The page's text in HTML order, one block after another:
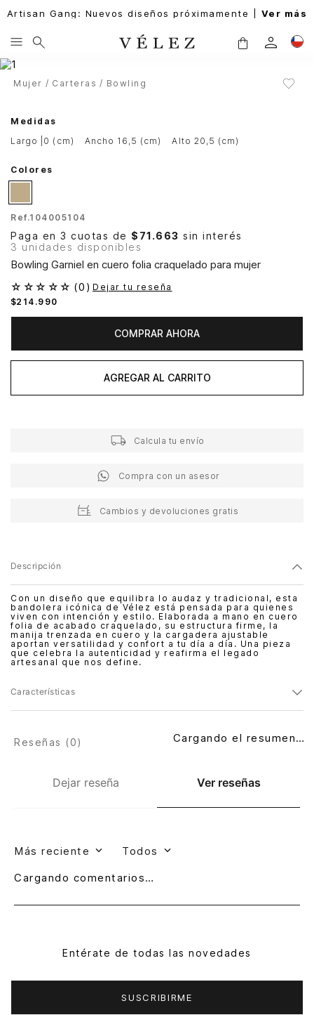
Artisan Gang: Nuevos diseños próximamente | Ver más
Mujer Carteras Bowling
Medidas
largo |0 (cm)
ancho 16,5 (cm) alto 20,5 (cm)
Colores
Ref.104005104
Paga en 3 cuotas de $71.663 sin interés
3 unidades disponibles
Bowling Garniel en cuero folia craquelado para mujer
☆ ☆ ☆ ☆ ☆ (0 ) Dejar tu reseña
$214 .990
COMPRAR AHORA
AGREGAR AL CARRITO
Calcula tu envío
Compra con un asesor
Cambios y devoluciones gratis
Descripción
Con un diseño que equilibra lo audaz y tradicional, esta
bandolera icónica de Vélez está pensada para quienes
viven con intención y estilo. Elaborada a mano en cuero
folia de acabado craquelado, su estructura firme, la
manija trenzada en cuero y la cargadera ajustable
aportan versatilidad y confort a tu día a día. Una pieza
que celebra la autenticidad y reafirma el legado
artesanal que nos define.
Características
Dejar reseña Ver reseñas
Reseñas (0) Cargando el resumen…
Más reciente Todos
Cargando comentarios…
Entérate de todas las novedades
SUSCRIBIRME